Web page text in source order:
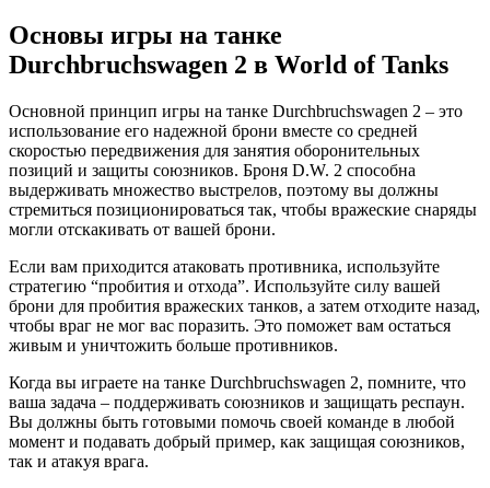
Основы игры на танке
Durchbruchswagen 2 в World of Tanks
Основной принцип игры на танке Durchbruchswagen 2 – это
использование его надежной брони вместе со средней
скоростью передвижения для занятия оборонительных
позиций и защиты союзников. Броня D.W. 2 способна
выдерживать множество выстрелов, поэтому вы должны
стремиться позиционироваться так, чтобы вражеские снаряды
могли отскакивать от вашей брони.
Если вам приходится атаковать противника, используйте
стратегию “пробития и отхода”. Используйте силу вашей
брони для пробития вражеских танков, а затем отходите назад,
чтобы враг не мог вас поразить. Это поможет вам остаться
живым и уничтожить больше противников.
Когда вы играете на танке Durchbruchswagen 2, помните, что
ваша задача – поддерживать союзников и защищать респаун.
Вы должны быть готовыми помочь своей команде в любой
момент и подавать добрый пример, как защищая союзников,
так и атакуя врага.